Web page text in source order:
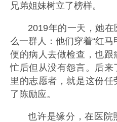
兄弟姐妹树立了榜样。
2019年的一天，她
么一群人：他们穿着“红
便的病人去做检查，也
忙后但从没有怨言。后
里的志愿者，就是这份
了陈励应。
也许是缘分，在医院